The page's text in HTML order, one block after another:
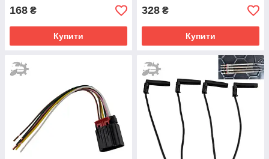
168 ₴
Купити
328 ₴
Купити